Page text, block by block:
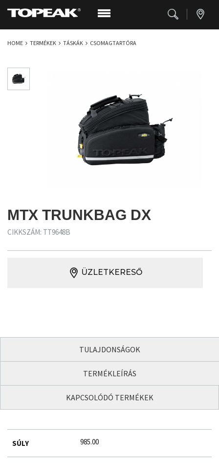
HOME TERMÉKEK TÁSKÁK CSOMAGTARTÓRA
MTX TRUNKBAG DX
CIKKSZÁM: TT9648B
ÜZLETKERESŐ
TULAJDONSÁGOK
TERMÉKLEÍRÁS
KAPCSOLÓDÓ TERMÉKEK
SÚLY 985.00